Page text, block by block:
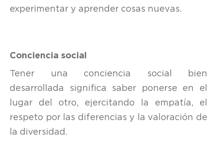
experimentar y aprender cosas nuevas.
Conciencia social
Tener una conciencia social bien
desarrollada significa saber ponerse en el
lugar del otro, ejercitando la empatía, el
respeto por las diferencias y la valoración de
la diversidad.